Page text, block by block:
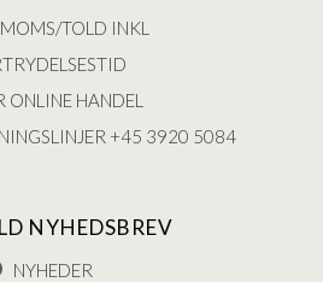
TOLD INKL
ONLINE HANDEL
+45 3920 5084
NYHEDSBREV
NYHEDER